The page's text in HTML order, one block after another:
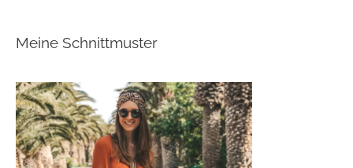
Meine Schnittmuster